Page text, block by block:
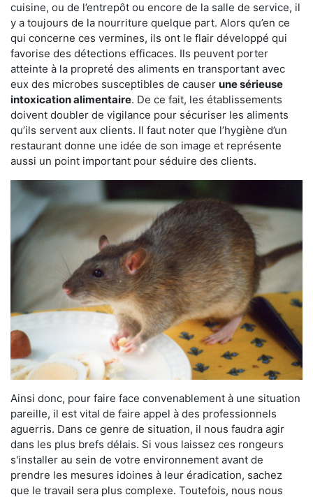
cuisine, ou de l’entrepôt ou encore de la salle de service, il
y a toujours de la nourriture quelque part. Alors qu’en ce
qui concerne ces vermines, ils ont le flair développé qui
favorise des détections efficaces. Ils peuvent porter
atteinte à la propreté des aliments en transportant avec
eux des microbes susceptibles de causer une sérieuse
intoxication alimentaire. De ce fait, les établissements
doivent doubler de vigilance pour sécuriser les aliments
qu’ils servent aux clients. Il faut noter que l’hygiène d’un
restaurant donne une idée de son image et représente
aussi un point important pour séduire des clients.
Ainsi donc, pour faire face convenablement à une situation
pareille, il est vital de faire appel à des professionnels
aguerris. Dans ce genre de situation, il nous faudra agir
dans les plus brefs délais. Si vous laissez ces rongeurs
s'installer au sein de votre environnement avant de
prendre les mesures idoines à leur éradication, sachez
que le travail sera plus complexe. Toutefois, nous nous